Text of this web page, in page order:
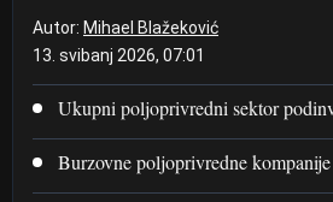
Autor: Mihael Blažeković
13. svibanj 2026, 07:01
Ukupni poljoprivredni sektor
Burzovne poljoprivredne